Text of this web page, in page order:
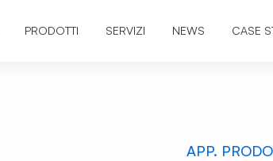
PRODOTTI SERVIZI NEWS CASE
APP.